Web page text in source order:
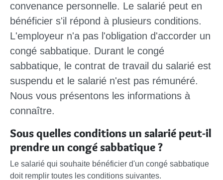
convenance personnelle. Le salarié peut en
bénéficier s'il répond à plusieurs conditions.
L'employeur n'a pas l'obligation d'accorder un
congé sabbatique. Durant le congé
sabbatique, le contrat de travail du salarié est
suspendu et le salarié n'est pas rémunéré.
Nous vous présentons les informations à
connaître.
Sous quelles conditions un salarié peut-il
prendre un congé sabbatique ?
Le salarié qui souhaite bénéficier d'un congé sabbatique
doit remplir toutes les conditions suivantes.